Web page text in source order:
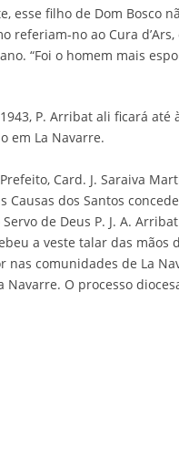
esse filho de Dom Bosco
referiam-no ao Cura
“Foi o homem mais
P. Arribat ali ficará até
em La Navarre.
Card. J. Saraiva
Causas dos Santos
de Deus P. J. A.
a veste talar das mãos
nas comunidades de La
Navarre. O processo